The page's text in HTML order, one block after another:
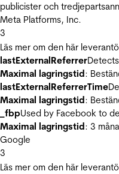
publicister och
Meta Platforms, Inc.
3
Läs mer om den här
lastExternalReferrer
Maximal lagringstid:
lastExternalReferrerTime
Maximal lagringstid:
_fbpUsed by Facebook to
Maximal lagringstid: 3
Google
3
Läs mer om den här